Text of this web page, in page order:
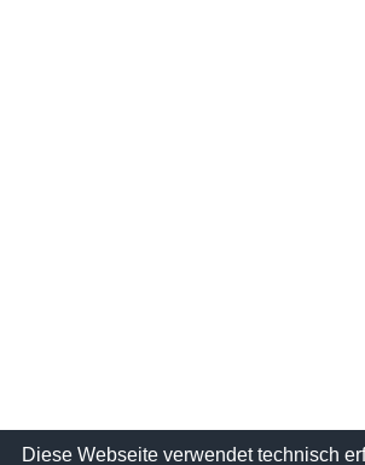
Diese Webseite verwendet technisch